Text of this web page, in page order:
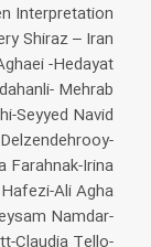
Interpretation
Shiraz – Iran
-Hedayat
Mehrab
Seyyed Navid
Farahnak-Irina
Ali Agha
Namdar-